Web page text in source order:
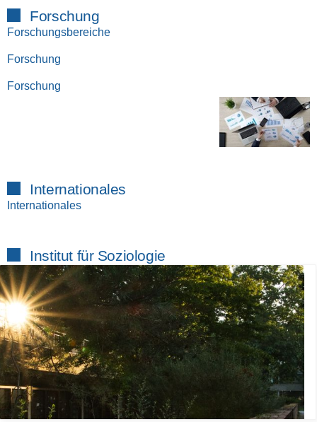
Forschung
Forschungsbereiche
Forschung
Forschung
Internationales
Internationales
Institut für Soziologie